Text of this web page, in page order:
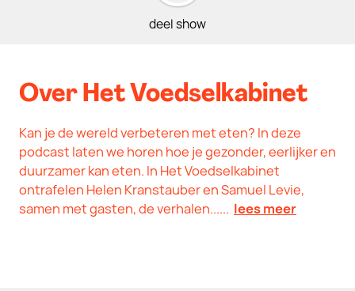
deel show
Over Het Voedselkabinet
Kan je de wereld verbeteren met eten? In deze
podcast laten we horen hoe je gezonder, eerlijker en
duurzamer kan eten. In Het Voedselkabinet
ontrafelen Helen Kranstauber en Samuel Levie,
samen met gasten, de verhalen...... lees meer